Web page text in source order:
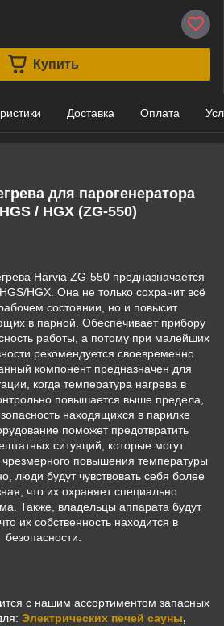
Купить
Доставка Оплата
для парогенератора
/ HGX (ZG-550)
Harvia ZG-550 предназначается
HGX. Она не только сохранит всё
состоянии, но и повысит
в парной. Обеспечивает прибору
работы, а потому при малейших
рекомендуется своевременно
компонент предназначен для
когда температура нагрева в
повышается выше предела,
находящихся в парилке
поможет предотвратить
ситуаций, которые могут
чрезмерного повышения температуры
люди будут чувствовать себя более
что их охраняет специально
Также, владельцы аппарата будут
их собственность находится в
безопасности.
с нашим ассортиментом запасных
Электрических печей сауны,